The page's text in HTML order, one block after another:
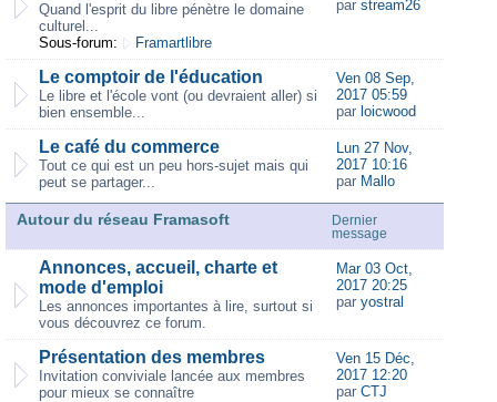
Quand l'esprit du libre pénètre le domaine
culturel...
Sous-forum:
Framartlibre
par stream26
Le comptoir de l'éducation
Le libre et l'école vont (ou devraient aller) si
bien ensemble...
Ven 08 Sep,
2017 05:59
par loicwood
Le café du commerce
Tout ce qui est un peu hors-sujet mais qui
peut se partager...
Lun 27 Nov,
2017 10:16
par Mallo
Autour du réseau Framasoft
Dernier
message
Annonces, accueil, charte et
mode d'emploi
Les annonces importantes à lire, surtout si
vous découvrez ce forum.
Mar 03 Oct,
2017 20:25
par yostral
Présentation des membres
Invitation conviviale lancée aux membres
pour mieux se connaître
Ven 15 Déc,
2017 12:20
par CTJ